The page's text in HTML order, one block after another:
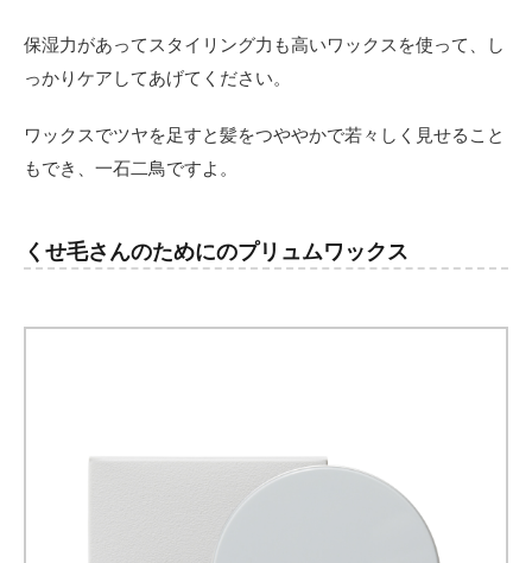
保湿力があってスタイリング力も高いワックスを使って、し
っかりケアしてあげてください。
ワックスでツヤを足すと髪をつややかで若々しく見せること
もでき、一石二鳥ですよ。
くせ毛さんのためにのプリュムワックス